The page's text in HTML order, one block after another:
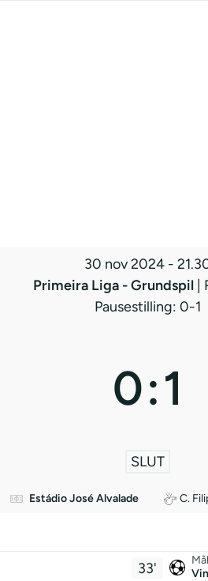
30 nov 2024 -
Primeira Liga - Grundspil
Pausestilling: 0-1
0:1
SLUT
Estádio José Alvalade C.
33'
Mål